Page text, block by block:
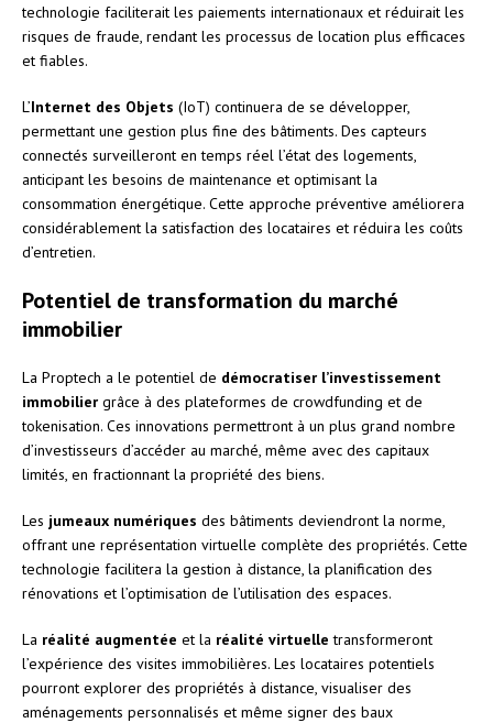
technologie faciliterait les paiements internationaux et réduirait les
risques de fraude, rendant les processus de location plus efficaces
et fiables.
L’Internet des Objets (IoT) continuera de se développer,
permettant une gestion plus fine des bâtiments. Des capteurs
connectés surveilleront en temps réel l’état des logements,
anticipant les besoins de maintenance et optimisant la
consommation énergétique. Cette approche préventive améliorera
considérablement la satisfaction des locataires et réduira les coûts
d’entretien.
Potentiel de transformation du marché
immobilier
La Proptech a le potentiel de démocratiser l’investissement
immobilier grâce à des plateformes de crowdfunding et de
tokenisation. Ces innovations permettront à un plus grand nombre
d’investisseurs d’accéder au marché, même avec des capitaux
limités, en fractionnant la propriété des biens.
Les jumeaux numériques des bâtiments deviendront la norme,
offrant une représentation virtuelle complète des propriétés. Cette
technologie facilitera la gestion à distance, la planification des
rénovations et l’optimisation de l’utilisation des espaces.
La réalité augmentée et la réalité virtuelle transformeront
l’expérience des visites immobilières. Les locataires potentiels
pourront explorer des propriétés à distance, visualiser des
aménagements personnalisés et même signer des baux